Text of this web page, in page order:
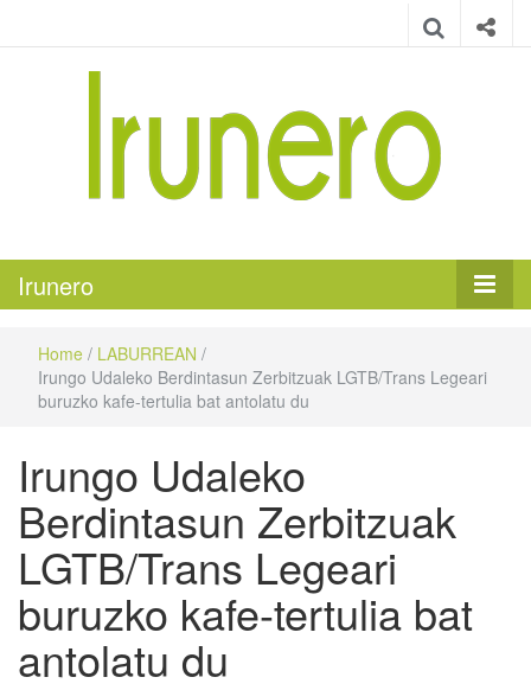
Irunero
Home / LABURREAN /
Irungo Udaleko Berdintasun Zerbitzuak LGTB/Trans Legeari
buruzko kafe-tertulia bat antolatu du
Irungo Udaleko
Berdintasun Zerbitzuak
LGTB/Trans Legeari
buruzko kafe-tertulia bat
antolatu du